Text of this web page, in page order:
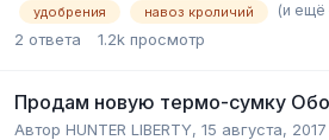
удобрения навоз кроличий (и ещё
2 ответа 1.2k просмотр
Продам новую термо-сумку
Автор HUNTER LIBERTY, 15 августа, 2017